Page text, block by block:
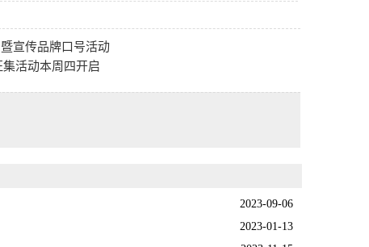
宣传品牌口号活动
集活动本周四开启
2023-09-06
2023-01-13